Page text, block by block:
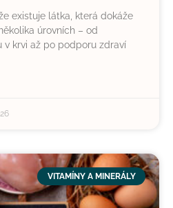
existuje látka, která dokáže
úrovních – od
v krvi až po podporu zdraví
VITAMÍNY A MINERÁLY